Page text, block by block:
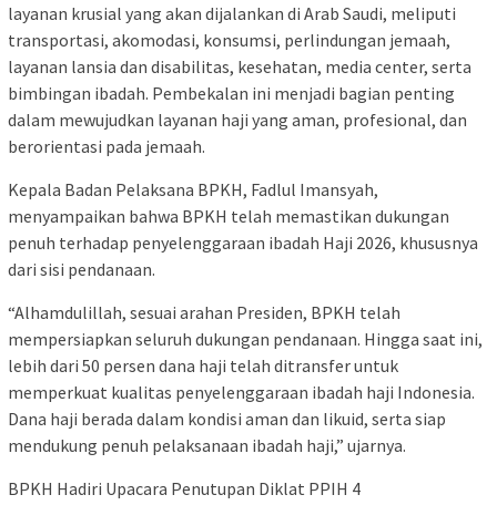
layanan krusial yang akan dijalankan di Arab Saudi, meliputi
transportasi, akomodasi, konsumsi, perlindungan jemaah,
layanan lansia dan disabilitas, kesehatan, media center, serta
bimbingan ibadah. Pembekalan ini menjadi bagian penting
dalam mewujudkan layanan haji yang aman, profesional, dan
berorientasi pada jemaah.
Kepala Badan Pelaksana BPKH, Fadlul Imansyah,
menyampaikan bahwa BPKH telah memastikan dukungan
penuh terhadap penyelenggaraan ibadah Haji 2026, khususnya
dari sisi pendanaan.
“Alhamdulillah, sesuai arahan Presiden, BPKH telah
mempersiapkan seluruh dukungan pendanaan. Hingga saat ini,
lebih dari 50 persen dana haji telah ditransfer untuk
memperkuat kualitas penyelenggaraan ibadah haji Indonesia.
Dana haji berada dalam kondisi aman dan likuid, serta siap
mendukung penuh pelaksanaan ibadah haji,” ujarnya.
BPKH Hadiri Upacara Penutupan Diklat PPIH 4